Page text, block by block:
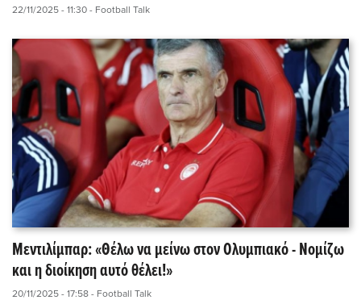
22/11/2025 - 11:30 - Football Talk
Μεντιλίμπαρ: «Θέλω να μείνω στον Ολυμπιακό - Νομίζω
και η διοίκηση αυτό θέλει!»
20/11/2025 - 17:58 - Football Talk